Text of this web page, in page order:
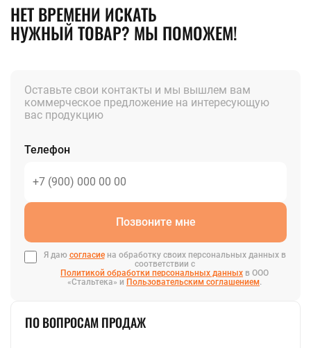
НЕТ ВРЕМЕНИ ИСКАТЬ
НУЖНЫЙ ТОВАР? МЫ ПОМОЖЕМ!
Оставьте свои контакты и мы вышлем вам
коммерческое предложение на интересующую
вас продукцию
Телефон
Позвоните мне
Я даю согласиена обработку своих персональных данных в
соответствии с
Политикой обработки персональных данных в ООО
«Стальтека» и Пользовательским соглашением.
ПО ВОПРОСАМ ПРОДАЖ